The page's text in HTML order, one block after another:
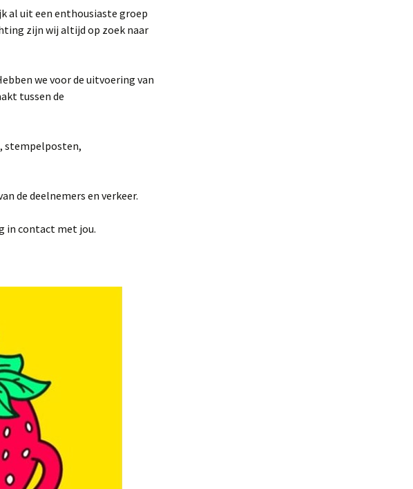
al uit een enthousiaste groep
zijn wij altijd op zoek naar
we voor de uitvoering van
tussen de
stempelposten,
de deelnemers en verkeer.
in contact met jou.